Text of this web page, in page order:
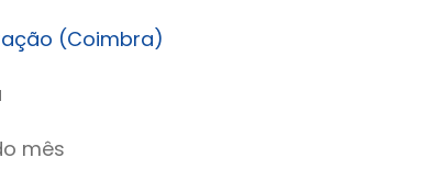
(Coimbra)
mês